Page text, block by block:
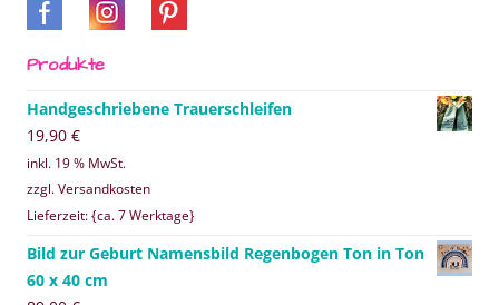
Produkte
Handgeschriebene Trauerschleifen
19,90 €
inkl. 19 % MwSt.
zzgl. Versandkosten
Lieferzeit: {ca. 7 Werktage}
Bild zur Geburt Namensbild Regenbogen Ton in Ton
60 x 40 cm